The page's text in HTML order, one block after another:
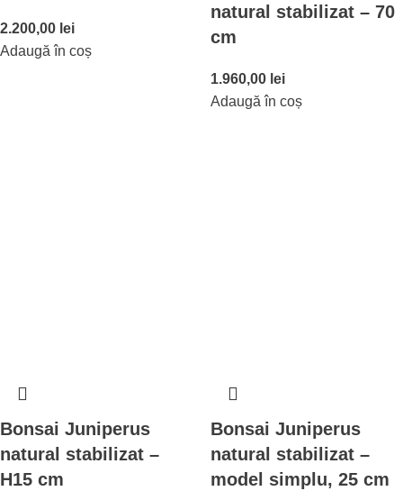
2.200,00 lei
Adaugă în coș
natural stabilizat – 70
cm
1.960,00 lei
Adaugă în coș
Bonsai Juniperus
natural stabilizat –
H15 cm
Bonsai Juniperus
natural stabilizat –
model simplu, 25 cm